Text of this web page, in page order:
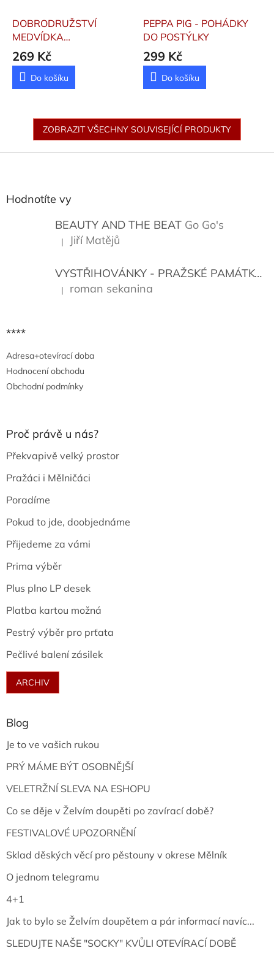
DOBRODRUŽSTVÍ
MEDVÍDKA
PADDINGTONA - DRUHÁ
KNÍŽKA POHÁDEK
269 Kč
Do košíku
PEPPA PIG - POHÁDKY
DO POSTÝLKY
299 Kč
Do košíku
ZOBRAZIT VŠECHNY SOUVISEJÍCÍ PRODUKTY
Hodnotíte vy
BEAUTY AND THE BEAT Go Go's
Hodnocení produktu je 5 z 5 hvězdiček.
| Jiří Matějů
VYSTŘIHOVÁNKY - PRAŽSKÉ PAMÁTKY
Hodnocení produktu je 5 z 5 hvězdiček.
| roman sekanina
****
Adresa+otevírací doba
Hodnocení obchodu
Obchodní podmínky
Proč právě u nás?
Překvapivě velký prostor
Pražáci i Mělničáci
Poradíme
Pokud to jde, doobjednáme
Přijedeme za vámi
Prima výběr
Plus plno LP desek
Platba kartou možná
Pestrý výběr pro prťata
Pečlivé balení zásilek
ARCHIV
Blog
Je to ve vašich rukou
PRÝ MÁME BÝT OSOBNĚJŠÍ
VELETRŽNÍ SLEVA NA ESHOPU
Co se děje v Želvím doupěti po zavírací době?
FESTIVALOVÉ UPOZORNĚNÍ
Sklad děských věcí pro pěstouny v okrese Mělník
O jednom telegramu
4+1
Jak to bylo se Želvím doupětem a pár informací navíc...
SLEDUJTE NAŠE "SOCKY" KVŮLI OTEVÍRACÍ DOBĚ